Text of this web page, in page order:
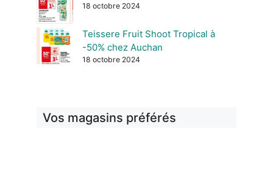
18 octobre 2024
Teissere Fruit Shoot Tropical à
-50% chez Auchan
18 octobre 2024
Vos magasins préférés